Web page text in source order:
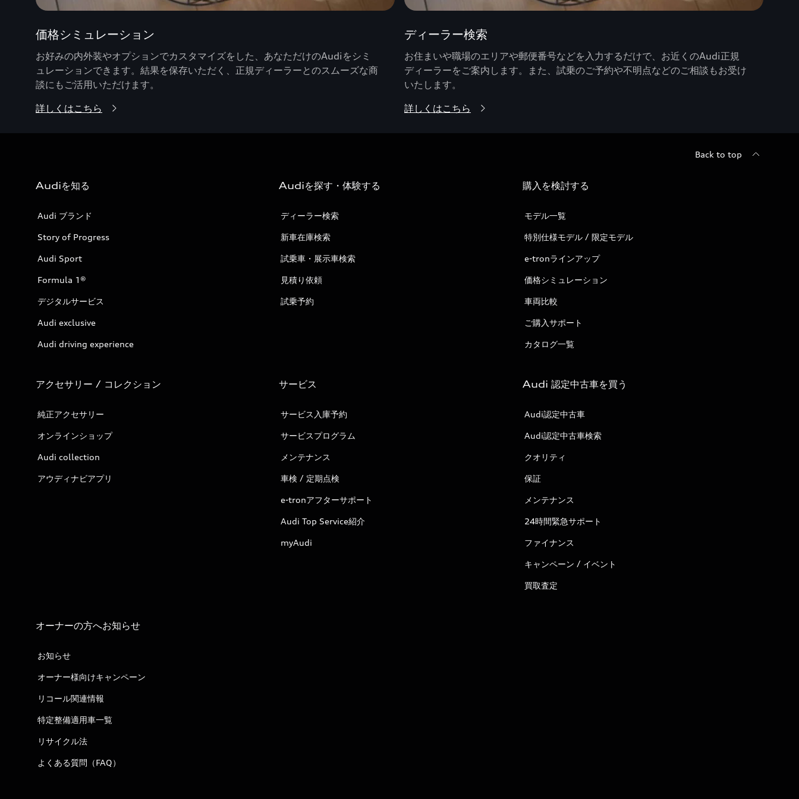
価格シミュレーション
お好みの内外装やオプションでカスタマイズをした、あなただけのAudiをシミ
ュレーションできます。結果を保存いただく、正規ディーラーとのスムーズな商
談にもご活用いただけます。
詳しくはこちら
ディーラー検索
お住まいや職場のエリアや郵便番号などを入力するだけで、お近くのAudi正規
ディーラーをご案内します。また、試乗のご予約や不明点などのご相談もお受け
いたします。
詳しくはこちら
Back to top
Audiを知る
Audi ブランド
Story of Progress
Audi Sport
Formula 1®
デジタルサービス
Audi exclusive
Audi driving experience
Audiを探す・体験する
ディーラー検索
新車在庫検索
試乗車・展示車検索
見積り依頼
試乗予約
購入を検討する
モデル一覧
特別仕様モデル / 限定モデル
e-tronラインアップ
価格シミュレーション
車両比較
ご購入サポート
カタログ一覧
アクセサリー / コレクション
純正アクセサリー
オンラインショップ
Audi collection
アウディナビアプリ
サービス
サービス入庫予約
サービスプログラム
メンテナンス
車検 / 定期点検
e-tronアフターサポート
Audi Top Service紹介
myAudi
Audi 認定中古車を買う
Audi認定中古車
Audi認定中古車検索
クオリティ
保証
メンテナンス
24時間緊急サポート
ファイナンス
キャンペーン / イベント
買取査定
オーナーの方へお知らせ
お知らせ
オーナー様向けキャンペーン
リコール関連情報
特定整備適用車一覧
リサイクル法
よくある質問（FAQ）